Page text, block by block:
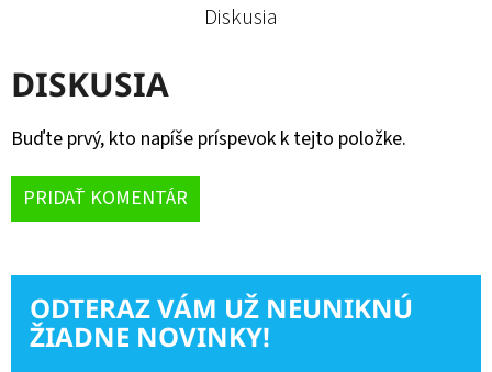
Diskusia
DISKUSIA
Buďte prvý, kto napíše príspevok k tejto položke.
PRIDAŤ KOMENTÁR
ODTERAZ VÁM UŽ NEUNIKNÚ
ŽIADNE NOVINKY!